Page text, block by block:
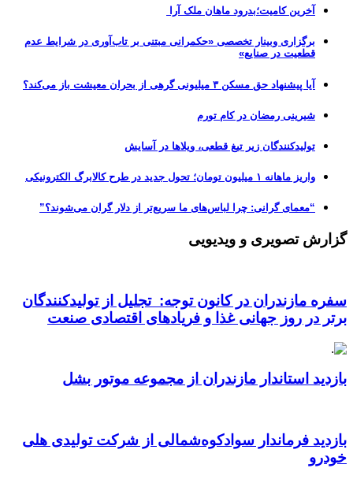
آخرین کامیت؛بدرود ماهان ملک آرا
برگزاری وبینار تخصصی «حکمرانی مبتنی بر تاب‌آوری در شرایط عدم
قطعیت در صنایع»
آیا پیشنهاد حق مسکن ۳ میلیونی گرهی از بحران معیشت باز می‌کند؟
شیرینی رمضان در کام تورم
تولیدکنندگان زیر تیغ قطعی، ویلاها در آسایش
واریز ماهانه ۱ میلیون تومان؛ تحول جدید در طرح کالابرگ الکترونیکی
“معمای گرانی: چرا لباس‌های ما سریع‌تر از دلار گران می‌شوند؟”
گزارش تصویری و ویدیویی
سفره مازندران در کانون توجه: تجلیل از تولیدکنندگان
برتر در روز جهانی غذا و فریادهای اقتصادی صنعت
بازدید استاندار مازندران از مجموعه موتور بشل
بازدید فرماندار سوادکوه‌شمالی از شرکت تولیدی هلی
خودرو